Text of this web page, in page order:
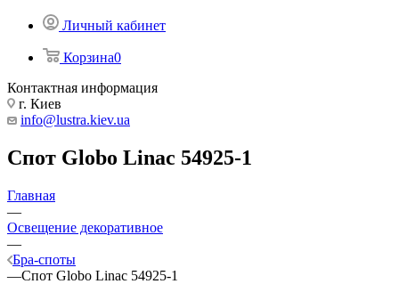
Личный кабинет
Корзина0
Контактная информация
г. Киев
info@lustra.kiev.ua
Спот Globo Linac 54925-1
Главная
—
Освещение декоративное
—
Бра-споты
—Спот Globo Linac 54925-1